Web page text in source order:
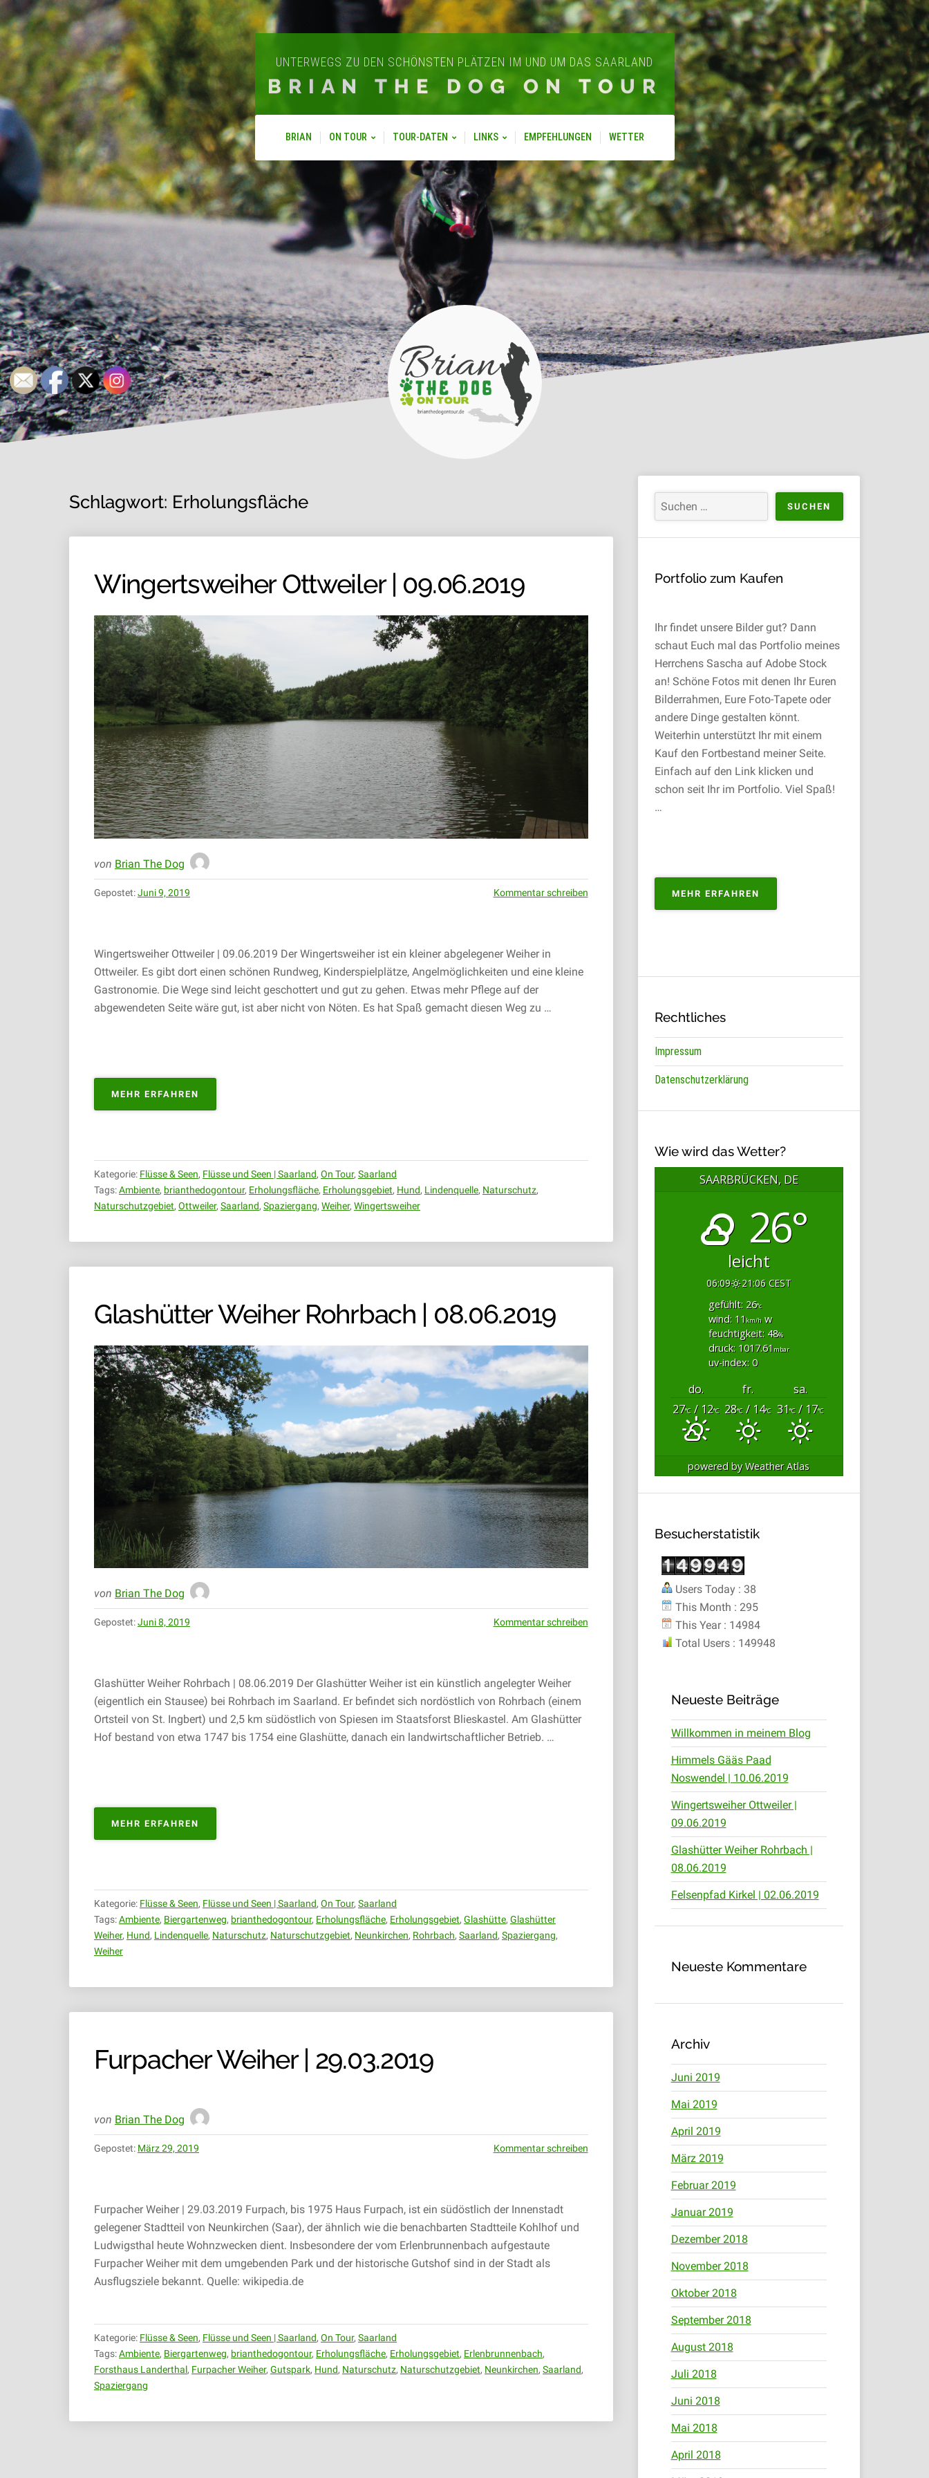
UNTERWEGS ZU DEN SCHÖNSTEN PLÄTZEN IM UND UM DAS SAARLAND
BRIAN THE DOG ON TOUR
BRIAN ON TOUR TOUR-DATEN LINKS EMPFEHLUNGEN WETTER
Schlagwort: Erholungsfläche
Wingertsweiher Ottweiler | 09.06.2019
von Brian The Dog
Gepostet:Juni 9, 2019 Kommentar schreiben
Wingertsweiher Ottweiler | 09.06.2019 Der Wingertsweiher ist ein kleiner abgelegener Weiher in
Ottweiler. Es gibt dort einen schönen Rundweg, Kinderspielplätze, Angelmöglichkeiten und eine kleine
Gastronomie. Die Wege sind leicht geschottert und gut zu gehen. Etwas mehr Pflege auf der
abgewendeten Seite wäre gut, ist aber nicht von Nöten. Es hat Spaß gemacht diesen Weg zu …
MEHR ERFAHREN
OTTWEILER
Kategorie: Flüsse & Seen, Flüsse und Seen | Saarland, On Tour, Saarland
Tags:Ambiente, brianthedogontour, Erholungsfläche, Erholungsgebiet, Hund, Lindenquelle, Naturschutz,
Naturschutzgebiet, Ottweiler, Saarland, Spaziergang, Weiher, Wingertsweiher
Glashütter Weiher Rohrbach | 08.06.2019
von Brian The Dog
Gepostet:Juni 8, 2019 Kommentar schreiben
Glashütter Weiher Rohrbach | 08.06.2019 Der Glashütter Weiher ist ein künstlich angelegter Weiher
(eigentlich ein Stausee) bei Rohrbach im Saarland. Er befindet sich nordöstlich von Rohrbach (einem
Ortsteil von St. Ingbert) und 2,5 km südöstlich von Spiesen im Staatsforst Blieskastel. Am Glashütter
Hof bestand von etwa 1747 bis 1754 eine Glashütte, danach ein landwirtschaftlicher Betrieb. …
MEHR ERFAHREN
WEIHER
Kategorie: Flüsse & Seen, Flüsse und Seen | Saarland, On Tour, Saarland
Tags:Ambiente, Biergartenweg, brianthedogontour, Erholungsfläche, Erholungsgebiet, Glashütte, Glashütter
Weiher, Hund, Lindenquelle, Naturschutz, Naturschutzgebiet, Neunkirchen, Rohrbach, Saarland, Spaziergang,
Weiher
Furpacher Weiher | 29.03.2019
von Brian The Dog
Gepostet: März 29, 2019 Kommentar schreiben
Furpacher Weiher | 29.03.2019 Furpach, bis 1975 Haus Furpach, ist ein südöstlich der Innenstadt
gelegener Stadtteil von Neunkirchen (Saar), der ähnlich wie die benachbarten Stadtteile Kohlhof und
Ludwigsthal heute Wohnzwecken dient. Insbesondere der vom Erlenbrunnenbach aufgestaute
Furpacher Weiher mit dem umgebenden Park und der historische Gutshof sind in der Stadt als
Ausflugsziele bekannt. Quelle: wikipedia.de
Kategorie: Flüsse & Seen, Flüsse und Seen | Saarland, On Tour, Saarland
Tags:Ambiente, Biergartenweg, brianthedogontour, Erholungsfläche, Erholungsgebiet, Erlenbrunnenbach,
Forsthaus Landerthal, Furpacher Weiher, Gutspark, Hund, Naturschutz, Naturschutzgebiet, Neunkirchen, Saarland,
Spaziergang
Portfolio zum Kaufen
Ihr findet unsere Bilder gut? Dann
schaut Euch mal das Portfolio meines
Herrchens Sascha auf Adobe Stock
an! Schöne Fotos mit denen Ihr Euren
Bilderrahmen, Eure Foto-Tapete oder
andere Dinge gestalten könnt.
Weiterhin unterstützt Ihr mit einem
Kauf den Fortbestand meiner Seite.
Einfach auf den Link klicken und
schon seit Ihr im Portfolio. Viel Spaß!
…
MEHR ERFAHREN
ZUM
Rechtliches
Impressum
Datenschutzerklärung
Wie wird das Wetter?
SAARBRÜCKEN, DE
26°
leicht
06:09
21:06 CEST
gefühlt: 26°c
wind: 11 km/hw
feuchtigkeit: 48%
druck: 1017.61 mbar
uv-index: 0
do. fr.
sa.
27°C / 12°C 28°C / 14°C 31°C/ 17°C
powered byWeather Atlas
Besucherstatistik
Users Today : 38
This Month : 295
This Year : 14984
Total Users : 149948
Neueste Beiträge
Willkommen in meinem Blog
Himmels Gääs Paad
Noswendel | 10.06.2019
Wingertsweiher Ottweiler |
09.06.2019
Glashütter Weiher Rohrbach |
08.06.2019
Felsenpfad Kirkel | 02.06.2019
Neueste Kommentare
Archiv
Juni 2019
Mai 2019
April 2019
März 2019
Februar 2019
Januar 2019
Dezember 2018
November 2018
Oktober 2018
September 2018
August 2018
Juli 2018
Juni 2018
Mai 2018
April 2018